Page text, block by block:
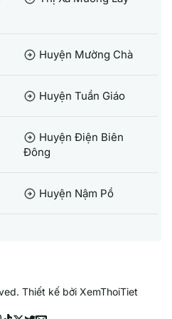
arrow_circle_right Huyện Mường Chà
arrow_circle_right Huyện Tuần Giáo
arrow_circle_right Huyện Điện Biên
Đông
arrow_circle_right Huyện Nậm Pồ
Thiết kế bởi XemThoiTiet